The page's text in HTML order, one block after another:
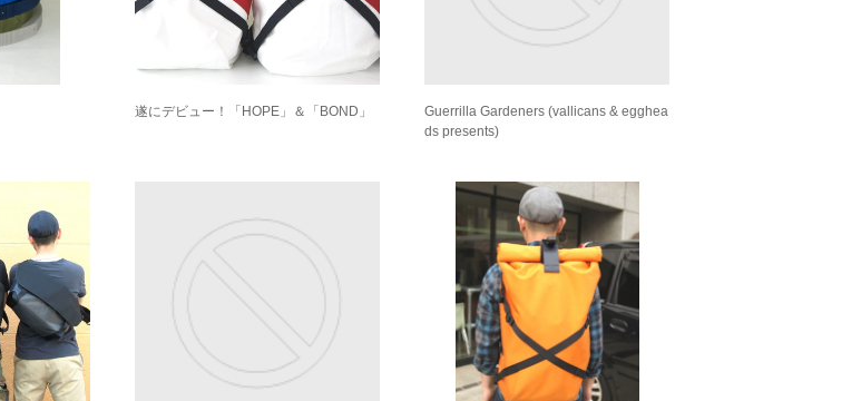
遂にデビュー！「HOPE」＆「BOND」
Guerrilla Gardeners (vallicans & egghea
ds presents)